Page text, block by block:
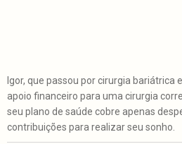
Igor, que passou por cirurgia bariátrica
apoio financeiro para uma cirurgia
seu plano de saúde cobre apenas
contribuições para realizar seu sonho.